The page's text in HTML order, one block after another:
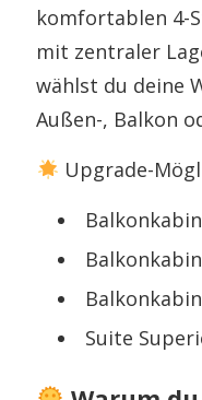
komfortablen 4-
mit zentraler
wählst du deine
Außen-, Balkon
Upgrade-
Suite